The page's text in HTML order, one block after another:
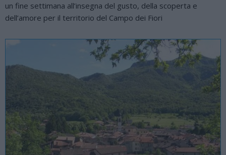
un fine settimana all’insegna del gusto, della scoperta e
dell’amore per il territorio del Campo dei Fiori